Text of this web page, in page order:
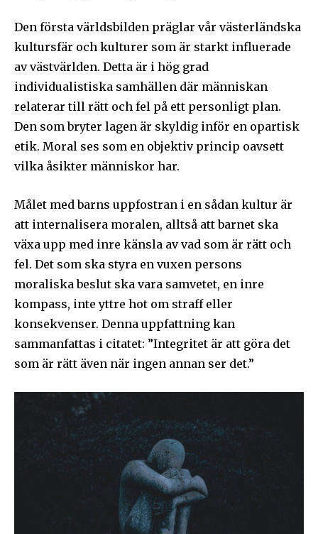
Den första världsbilden präglar vår västerländska
kultursfär och kulturer som är starkt influerade
av västvärlden. Detta är i hög grad
individualistiska samhällen där människan
relaterar till rätt och fel på ett personligt plan.
Den som bryter lagen är skyldig inför en opartisk
etik. Moral ses som en objektiv princip oavsett
vilka åsikter människor har.
Målet med barns uppfostran i en sådan kultur är
att internalisera moralen, alltså att barnet ska
växa upp med inre känsla av vad som är rätt och
fel. Det som ska styra en vuxen persons
moraliska beslut ska vara samvetet, en inre
kompass, inte yttre hot om straff eller
konsekvenser. Denna uppfattning kan
sammanfattas i citatet: ”Integritet är att göra det
som är rätt även när ingen annan ser det.”